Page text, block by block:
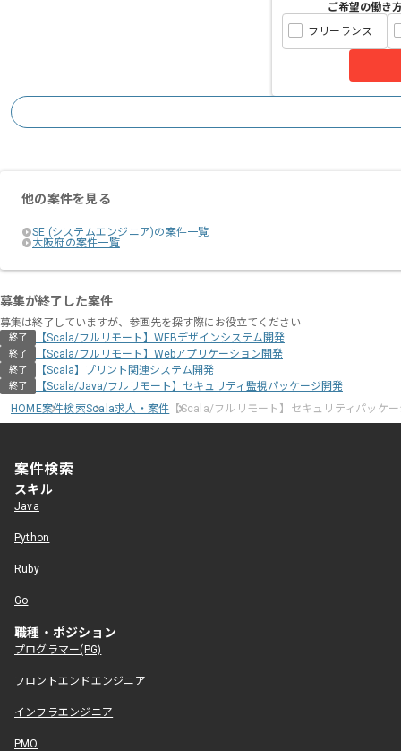
ご希望の働き
フリーランス
他の案件を見る
SE (システムエンジニア)の案件一覧
大阪府の案件一覧
募集が終了した案件
募集は終了していますが、参画先を探す際にお役立てください
終了 【Scala/フルリモート】WEBデザインシステム開発
終了 【Scala/フルリモート】Webアプリケーション開発
終了 【Scala】プリント関連システム開発
終了
【Scala/Java/フルリモート】セキュリティ監視パッケージ開発
HOME案件検索Scala求人・案件 【Scala/フルリモート】セキュリティパッケ
案件検索
スキル
Java
Python
Ruby
Go
職種・ポジション
プログラマー(PG)
フロントエンドエンジニア
インフラエンジニア
PMO